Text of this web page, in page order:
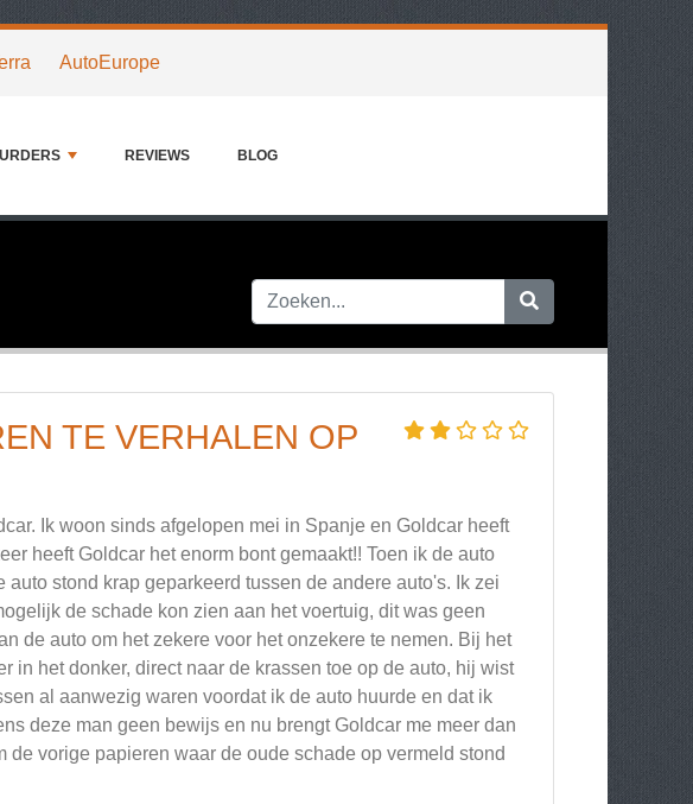
AutoEurope
REVIEWS BLOG
TE VERHALEN OP
Ik woon sinds afgelopen mei in Spanje en Goldcar heeft
heeft Goldcar het enorm bont gemaakt!! Toen ik de auto
stond krap geparkeerd tussen de andere auto's. Ik zei
de schade kon zien aan het voertuig, dit was geen
de auto om het zekere voor het onzekere te nemen. Bij het
in het donker, direct naar de krassen toe op de auto, hij wist
al aanwezig waren voordat ik de auto huurde en dat ik
deze man geen bewijs en nu brengt Goldcar me meer dan
de vorige papieren waar de oude schade op vermeld stond